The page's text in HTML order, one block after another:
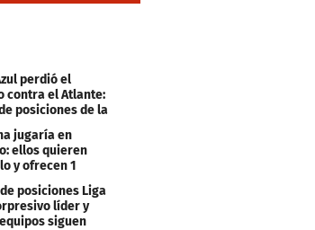
perdió el
contra el Atlante:
posiciones de la
jugaría en
ellos quieren
y ofrecen 1
de dólares
posiciones Liga
líder y
siguen